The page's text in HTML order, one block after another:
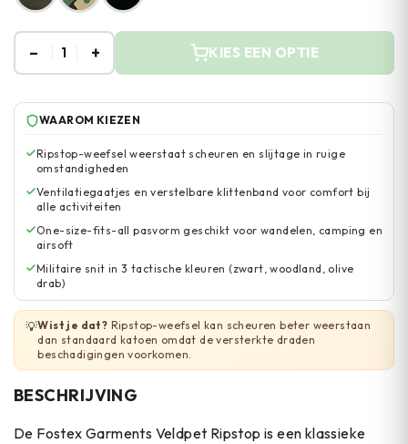
– 1 + KIES EEN OPTIE
WAAROM KIEZEN
Ripstop-weefsel weerstaat scheuren en slijtage in ruige
omstandigheden
Ventilatiegaatjes en verstelbare klittenband voor comfort bij
alle activiteiten
One-size-fits-all pasvorm geschikt voor wandelen, camping en
airsoft
Militaire snit in 3 tactische kleuren (zwart, woodland, olive
drab)
💡Wist je dat? Ripstop-weefsel kan scheuren beter weerstaan
dan standaard katoen omdat de versterkte draden
beschadigingen voorkomen.
BESCHRIJVING
De Fostex Garments Veldpet Ripstop is een klassieke